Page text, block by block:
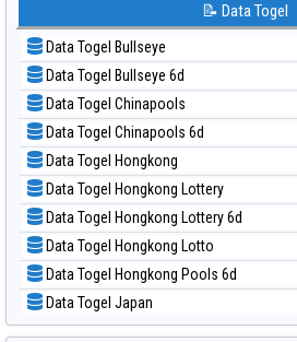
📊 Statistik Sydney Pools 6d
📊 Statistik Taipei
📊 Statistik Taiwan
📝 Pola Dasar Kuda Lari
📝 Pola Dasar Magnum Cambodia
📝 Pola Dasar Nagoya
📝 Pola Dasar North Carolina Day
📝 Pola Dasar Pcso
📝 Pola Dasar Sao Paulo
📝 Pola Dasar Singapore
📝 Pola Dasar Sydney
📝 Pola Dasar Sydney Lottery
📝 Pola Dasar Sydney Lottery 6d
📝 Pola Dasar Sydney Lotto
📝 Data Togel
Data Togel Bullseye
Data Togel Bullseye 6d
Data Togel Chinapools
Data Togel Chinapools 6d
Data Togel Hongkong
Data Togel Hongkong Lottery
Data Togel Hongkong Lottery 6d
Data Togel Hongkong Lotto
Data Togel Hongkong Pools 6d
Data Togel Japan
Data Togel Japan 6d